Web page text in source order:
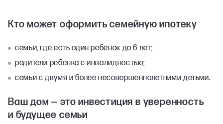
Кто может оформить семейную ипотеку
семьи, где есть один ребёнок до 6 лет;
родители ребёнка с инвалидностью;
семьи с двумя и более несовершеннолетними детьми.
Ваш дом — это инвестиция в уверенность
и будущее семьи